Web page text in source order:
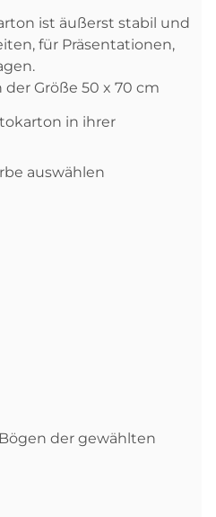
ist äußerst stabil und
für Präsentationen,
der Größe 50 x 70 cm
in ihrer
auswählen
der gewählten